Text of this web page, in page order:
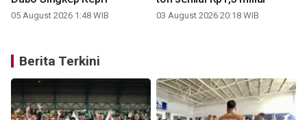
05 August 2026 1:48 WIB 03 August 2026 20:18 WIB
Berita Terkini